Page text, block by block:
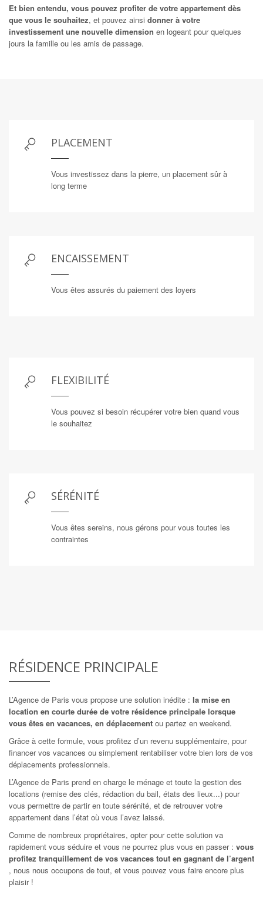
Et bien entendu, vous pouvez profiter de votre appartement dès
que vous le souhaitez, et pouvez ainsi donner à votre
investissement une nouvelle dimension en logeant pour quelques
jours la famille ou les amis de passage.
PLACEMENT
Vous investissez dans la pierre, un placement sûr à
long terme
ENCAISSEMENT
Vous êtes assurés du paiement des loyers
FLEXIBILITÉ
Vous pouvez si besoin récupérer votre bien quand vous
le souhaitez
SÉRÉNITÉ
Vous êtes sereins, nous gérons pour vous toutes les
contraintes
RÉSIDENCE PRINCIPALE
L’Agence de Paris vous propose une solution inédite : la mise en
location en courte durée de votre résidence principale lorsque
vous êtes en vacances, en déplacement ou partez en weekend.
Grâce à cette formule, vous profitez d’un revenu supplémentaire, pour
financer vos vacances ou simplement rentabiliser votre bien lors de vos
déplacements professionnels.
L’Agence de Paris prend en charge le ménage et toute la gestion des
locations (remise des clés, rédaction du bail, états des lieux...) pour
vous permettre de partir en toute sérénité, et de retrouver votre
appartement dans l’état où vous l’avez laissé.
Comme de nombreux propriétaires, opter pour cette solution va
rapidement vous séduire et vous ne pourrez plus vous en passer : vous
profitez tranquillement de vos vacances tout en gagnant de l’argent
, nous nous occupons de tout, et vous pouvez vous faire encore plus
plaisir !